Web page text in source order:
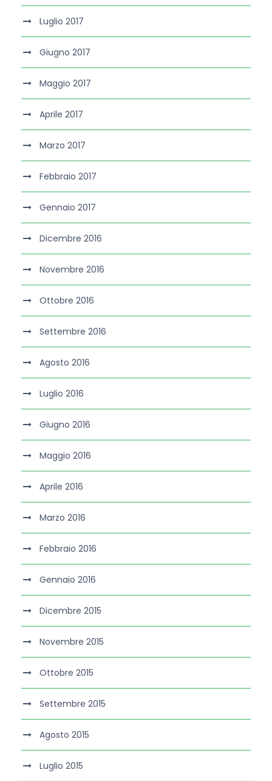
Luglio 2017
Giugno 2017
Maggio 2017
Aprile 2017
Marzo 2017
Febbraio 2017
Gennaio 2017
Dicembre 2016
Novembre 2016
Ottobre 2016
Settembre 2016
Agosto 2016
Luglio 2016
Giugno 2016
Maggio 2016
Aprile 2016
Marzo 2016
Febbraio 2016
Gennaio 2016
Dicembre 2015
Novembre 2015
Ottobre 2015
Settembre 2015
Agosto 2015
Luglio 2015